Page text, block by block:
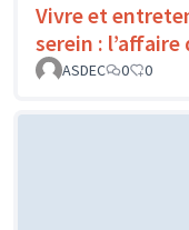
Vivre et
serein : l’affaire
ASDEC
0 0